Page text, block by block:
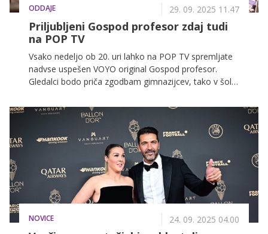
ODDAJE 29. 09. 2025 11.47
Priljubljeni Gospod profesor zdaj tudi
na POP TV
Vsako nedeljo ob 20. uri lahko na POP TV spremljate
nadvse uspešen VOYO original Gospod profesor.
Gledalci bodo priča zgodbam gimnazijcev, tako v šoli
razumevanjem in toplino pomaga dijakom
premagovati vsakdanje izzive.
NOVICE 24. 09. 2025 04.00